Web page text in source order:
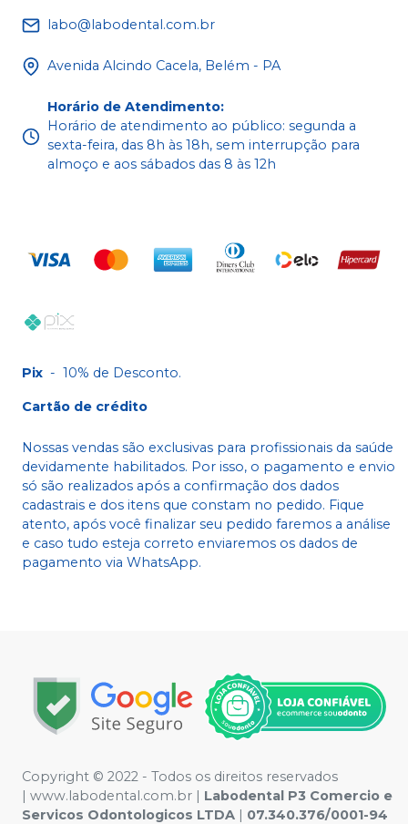
labo@labodental.com.br
Avenida Alcindo Cacela, Belém - PA
Horário de Atendimento:
Horário de atendimento ao público: segunda a
sexta-feira, das 8h às 18h, sem interrupção para
almoço e aos sábados das 8 às 12h
Pix - 10% de Desconto.
Cartão de crédito
Nossas vendas são exclusivas para profissionais da saúde
devidamente habilitados. Por isso, o pagamento e envio
só são realizados após a confirmação dos dados
cadastrais e dos itens que constam no pedido. Fique
atento, após você finalizar seu pedido faremos a análise
e caso tudo esteja correto enviaremos os dados de
pagamento via WhatsApp.
Copyright © 2022 - Todos os direitos reservados
| www.labodental.com.br | Labodental P3 Comercio e
Servicos Odontologicos LTDA | 07.340.376/0001-94